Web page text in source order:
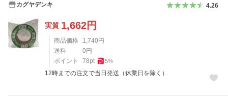
カグヤデンキ 4.26
実質 1,662円
商品価格 1,740円
送料
0円
ポイント
78pt 5%
12時までの注文で当日発送（休業日を除く）